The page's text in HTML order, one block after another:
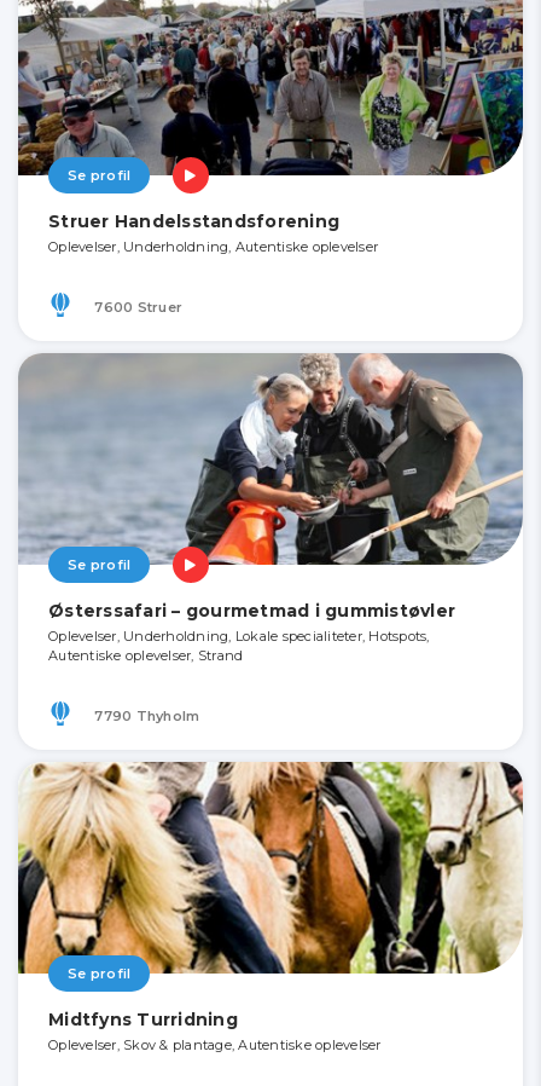
Se profil
Struer Handelsstandsforening
Oplevelser, Underholdning, Autentiske oplevelser
7600 Struer
Se profil
Østerssafari – gourmetmad i gummistøvler
Oplevelser, Underholdning, Lokale specialiteter, Hotspots,
Autentiske oplevelser, Strand
7790 Thyholm
Se profil
Midtfyns Turridning
Oplevelser, Skov & plantage, Autentiske oplevelser